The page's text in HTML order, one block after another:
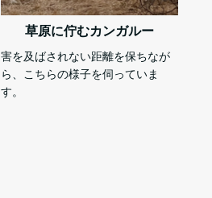
草原に佇むカンガルー
害を及ばされない距離を保ちなが
ら、こちらの様子を伺っていま
す。